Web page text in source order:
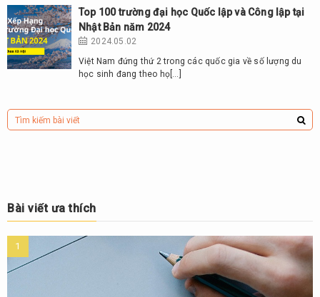
Top 100 trường đại học Quốc lập và Công lập tại
Nhật Bản năm 2024
2024.05.02
Việt Nam đứng thứ 2 trong các quốc gia về số lượng du
học sinh đang theo họ[…]
Bài viết ưa thích